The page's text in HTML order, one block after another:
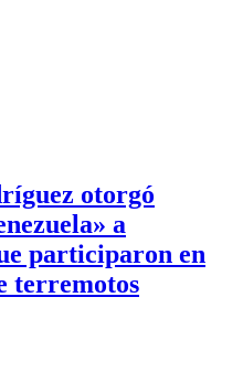
otorgó
a
participaron en
terremotos